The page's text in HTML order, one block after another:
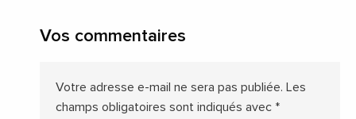
Vos commentaires
Votre adresse e-mail ne sera pas publiée. Les
champs obligatoires sont indiqués avec *